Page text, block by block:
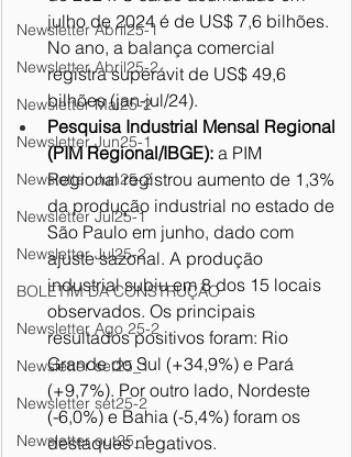
Newsletter Abril25-1
Newsletter Abril25-2
Newsletter Mai25-2
Newsletter Jun25-1
Newsletter Jun25-2
Newsletter Jul25-1
Newsletter Jul25-2
BOLETIM DA CONSTRUÇÃO
Newsletter Ago 25-2
Newsletter set25_1
Newsletter set25-2
Newsletter out25_1
julho de 2024 é de US$ 7,6 bilhões.
No ano, a balança comercial
registra superávit de US$ 49,6
bilhões (jan-jul/24).
Pesquisa Industrial Mensal Regional
(PIM Regional/IBGE): a PIM
Regional registrou aumento de 1,3%
da produção industrial no estado de
São Paulo em junho, dado com
ajuste sazonal. A produção
industrial subiu em 8 dos 15 locais
observados. Os principais
resultados positivos foram: Rio
Grande do Sul (+34,9%) e Pará
(+9,7%). Por outro lado, Nordeste
(-6,0%) e Bahia (-5,4%) foram os
destaques negativos.